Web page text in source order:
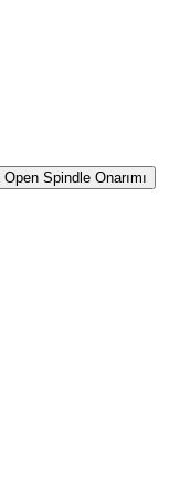
Open Spindle Onarımı